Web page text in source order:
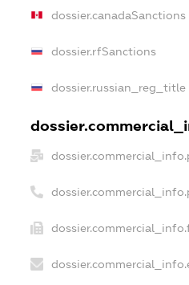
dossier.canadaSanctions
dossier.rfSanctions
dossier.russian_reg_title